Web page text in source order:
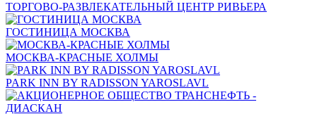
ТОРГОВО-РАЗВЛЕКАТЕЛЬНЫЙ ЦЕНТР РИВЬЕРА
ГОСТИНИЦА МОСКВА
МОСКВА-КРАСНЫЕ ХОЛМЫ
PARK INN BY RADISSON YAROSLAVL